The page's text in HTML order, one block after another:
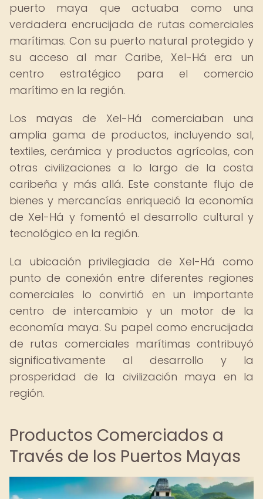
puerto maya que actuaba como una
verdadera encrucijada de rutas comerciales
marítimas. Con su puerto natural protegido y
su acceso al mar Caribe, Xel-Há era un
centro estratégico para el comercio
marítimo en la región.
Los mayas de Xel-Há comerciaban una
amplia gama de productos, incluyendo sal,
textiles, cerámica y productos agrícolas, con
otras civilizaciones a lo largo de la costa
caribeña y más allá. Este constante flujo de
bienes y mercancías enriqueció la economía
de Xel-Há y fomentó el desarrollo cultural y
tecnológico en la región.
La ubicación privilegiada de Xel-Há como
punto de conexión entre diferentes regiones
comerciales lo convirtió en un importante
centro de intercambio y un motor de la
economía maya. Su papel como encrucijada
de rutas comerciales marítimas contribuyó
significativamente al desarrollo y la
prosperidad de la civilización maya en la
región.
Productos Comerciados a
Través de los Puertos Mayas